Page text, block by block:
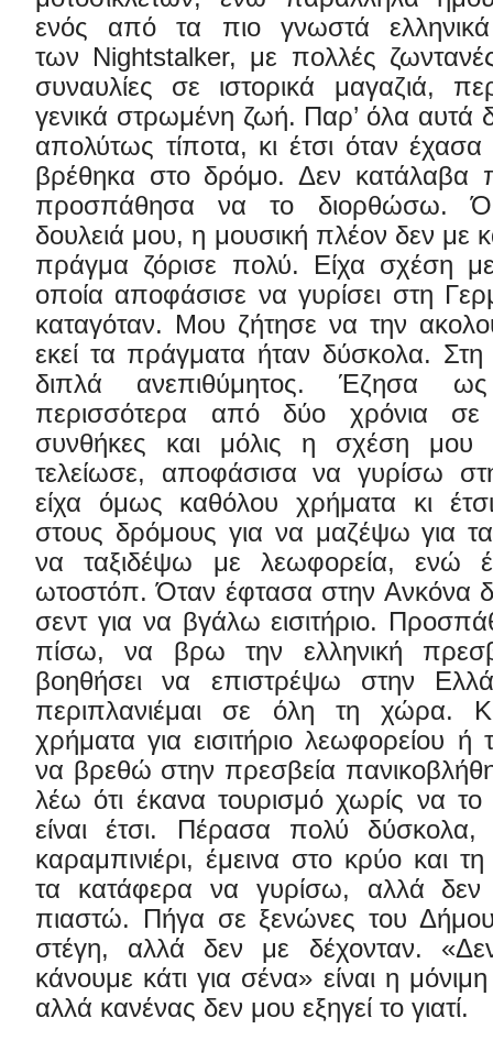
ενός από τα πιο γνωστά ελληνικά
των Nightstalker, με πολλές ζωντανές
συναυλίες σε ιστορικά μαγαζιά,
γενικά στρωμένη ζωή. Παρ’ όλα αυτά
απολύτως τίποτα, κι έτσι όταν έχασα
βρέθηκα στο δρόμο. Δεν κατάλαβα
προσπάθησα να το διορθώσω.
δουλειά μου, η μουσική πλέον δεν με
πράγμα ζόρισε πολύ. Είχα σχέση
οποία αποφάσισε να γυρίσει στη
καταγόταν. Μου ζήτησε να την
εκεί τα πράγματα ήταν δύσκολα. Στη
διπλά ανεπιθύμητος. Έζησα
περισσότερα από δύο χρόνια
συνθήκες και μόλις η σχέση μου
τελείωσε, αποφάσισα να γυρίσω
είχα όμως καθόλου χρήματα κι
στους δρόμους για να μαζέψω για τα
να ταξιδέψω με λεωφορεία, ενώ
ωτοστόπ. Όταν έφτασα στην Ανκόνα
σεντ για να βγάλω εισιτήριο.
πίσω, να βρω την ελληνική
βοηθήσει να επιστρέψω στην
περιπλανιέμαι σε όλη τη χώρα.
χρήματα για εισιτήριο λεωφορείου ή
να βρεθώ στην πρεσβεία
λέω ότι έκανα τουρισμό χωρίς να
είναι έτσι. Πέρασα πολύ
καραμπινιέρι, έμεινα στο κρύο και
τα κατάφερα να γυρίσω, αλλά
πιαστώ. Πήγα σε ξενώνες του
στέγη, αλλά δεν με δέχονταν.
κάνουμε κάτι για σένα» είναι η
αλλά κανένας δεν μου εξηγεί το γιατί.